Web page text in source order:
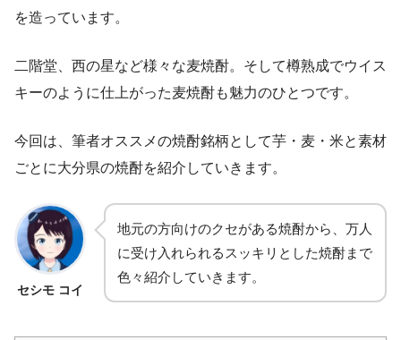
を造っています。
二階堂、西の星など様々な麦焼酎。そして樽熟成でウイス
キーのように仕上がった麦焼酎も魅力のひとつです。
今回は、筆者オススメの焼酎銘柄として芋・麦・米と素材
ごとに大分県の焼酎を紹介していきます。
セシモ コイ
地元の方向けのクセがある焼酎から、万人
に受け入れられるスッキリとした焼酎まで
色々紹介していきます。